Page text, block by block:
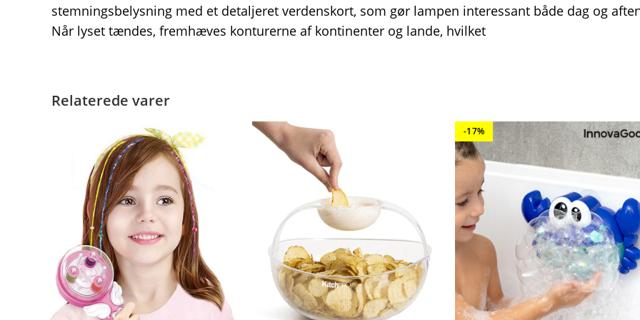
stemningsbelysning med et detaljeret verdenskort, som gør lampen interessant både dag og
Når lyset tændes, fremhæves konturerne af kontinenter og lande, hvilket
Relaterede varer
-17%